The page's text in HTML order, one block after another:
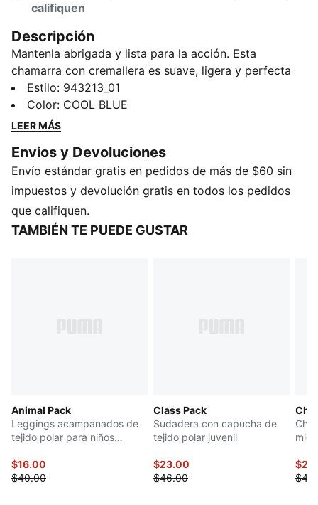
califiquen
Descripción
Mantenla abrigada y lista para la acción. Esta
chamarra con cremallera es suave, ligera y perfecta
para llevarla con otras prendas, tanto para ir a la
escuela como para salir a jugar. Diseñada para
moverse con facilidad y brindar versatilidad diaria.
para seguir el ritmo de su imparable vibración.
Estilo: 943213_01
Color: COOL BLUE
LEER MÁS
Envios y Devoluciones
Envío estándar gratis en pedidos de más de $60 sin
impuestos y devolución gratis en todos los pedidos
que califiquen.
TAMBIÉN TE PUEDE GUSTAR
Animal Pack
Leggings acampanados de
tejido polar para niños
$16.00
$40.00
Class Pack
Sudadera con capucha de
tejido polar juvenil
$23.00
$46.00